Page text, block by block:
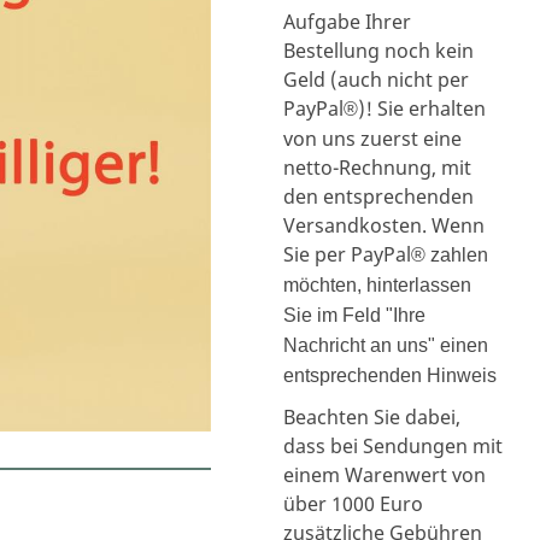
Aufgabe Ihrer
Bestellung noch kein
Geld (auch nicht per
PayPal®)! Sie erhalten
von uns zuerst eine
netto-Rechnung, mit
den entsprechenden
Versandkosten. Wenn
Sie per PayPal® zahlen
möchten, hinterlassen
Sie im Feld "Ihre
Nachricht an uns" einen
entsprechenden Hinweis
Beachten Sie dabei,
dass bei Sendungen mit
einem Warenwert von
über 1000 Euro
zusätzliche Gebühren